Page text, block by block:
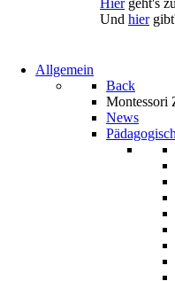
Und hier
Allgemein
Back
Montessori
News